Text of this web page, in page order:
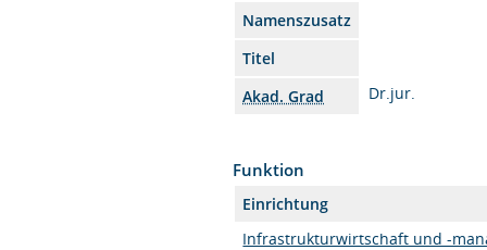
Namenszusatz
Titel
Akad. Grad
Dr.jur.
Funktion
Einrichtung
Infrastrukturwirtschaft und -